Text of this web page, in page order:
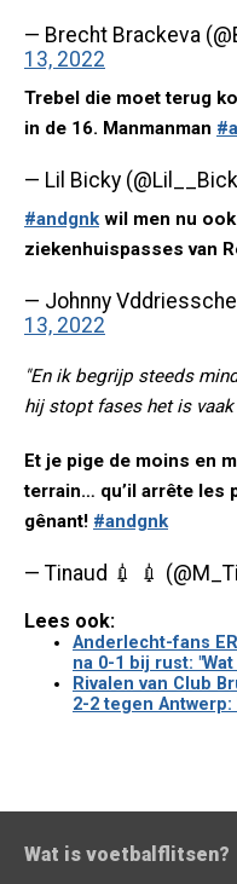
— Brecht Brackeva
13, 2022
Trebel die moet terug
in de 16. Manmanman
— Lil Bicky
#andgnkwil men nu
ziekenhuispasses van
— Johnny Vddriessche
13, 2022
"En ik begrijp steeds
hij stopt fases het is vaak
Et je pige de moins en
terrain… qu’il arrête les
gênant! #andgnk
— Tinaud 💉 💉
Lees ook:
Anderlecht-fans
na 0-1 bij rust:
Rivalen van Club
2-2 tegen Antwerp:
Wat is voetbalflitsen?